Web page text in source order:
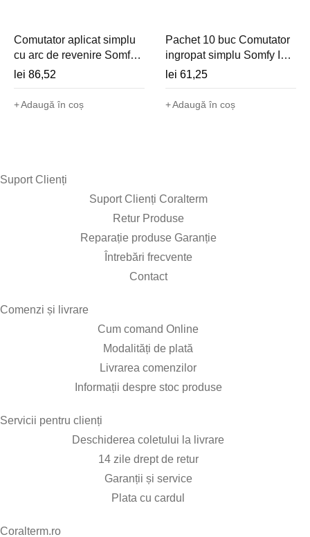
Comutator aplicat simplu
cu arc de revenire Somfy
Inis Mounted Box MP
(cablat, 230V) - 1800512
lei 86,52
Adaugă în coș
Pachet 10 buc Comutator
ingropat simplu Somfy Inis
80x80 FP (cablat, 230V) -
1800517
lei 61,25
Adaugă în coș
Suport Clienți​
Suport Clienți Coralterm
Retur Produse
Reparație produse Garanție
Întrebări frecvente
Contact
Comenzi și livrare​
Cum comand Online
Modalități de plată
Livrarea comenzilor
Informații despre stoc produse
Servicii pentru clienți​
Deschiderea coletului la livrare
14 zile drept de retur
Garanții și service
Plata cu cardul
Coralterm.ro​